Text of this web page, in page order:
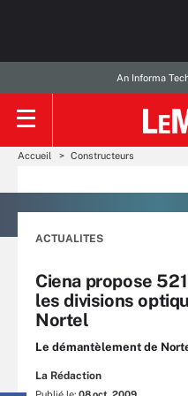
An Informa
Accueil Constructeurs
ACTUALITES
Ciena propose
les divisions
Nortel
Le démantèlement de
La Rédaction